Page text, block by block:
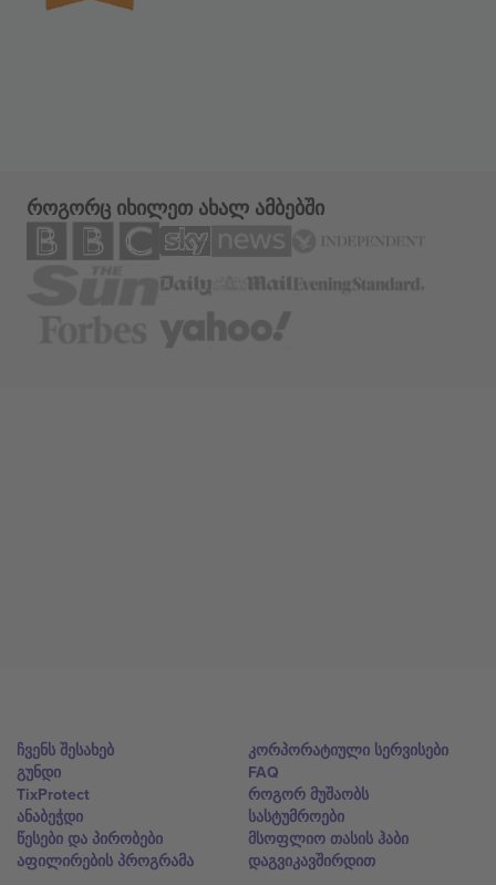
როგორც იხილეთ ახალ ამბებში
ჩვენს შესახებ
გუნდი
TixProtect
ანაბეჭდი
წესები და პირობები
აფილირების პროგრამა
კორპორატიული სერვისები
FAQ
როგორ მუშაობს
სასტუმროები
მსოფლიო თასის ჰაბი
დაგვიკავშირდით